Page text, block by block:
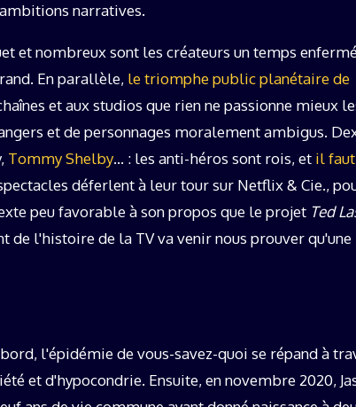
narratives.
et nombreux sont les créateurs un temps
En parallèle, le triomphe public planétaire de
et aux studios que rien ne passionne mieux
et de personnages moralement ambigus.
Tommy Shelby… : les anti-héros sont rois, et il
déferlent à leur tour sur Netflix & Cie.,
peu favorable à son propos que le projet Ted
de l'histoire de la TV va venir nous prouver qu'une
l'épidémie de vous-savez-quoi se répand à
et d'hypocondrie. Ensuite, en novembre 2020,